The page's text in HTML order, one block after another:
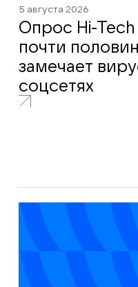
5 августа 2026
Опрос Hi-
почти
замечает
соцсетях